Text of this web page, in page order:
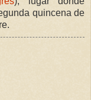
quincena de